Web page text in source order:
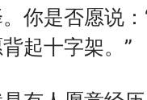
你是否愿说
起十字架。”